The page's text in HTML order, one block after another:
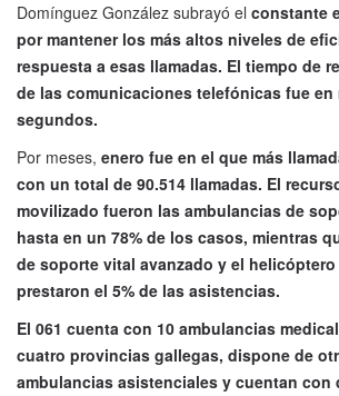
Domínguez González subrayó el constante
por mantener los más altos niveles de
respuesta a esas llamadas. El tiempo de
de las comunicaciones telefónicas fue en
segundos.
Por meses, enero fue en el que más
con un total de 90.514 llamadas. El
movilizado fueron las ambulancias de
hasta en un 78% de los casos, mientras
de soporte vital avanzado y el
prestaron el 5% de las asistencias.
El 061 cuenta con 10 ambulancias
cuatro provincias gallegas, dispone de
ambulancias asistenciales y cuentan